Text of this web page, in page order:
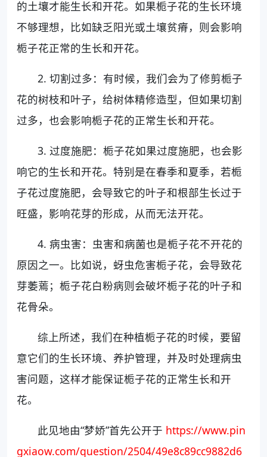
的土壤才能生长和开花。如果栀子花的生长环境
不够理想，比如缺乏阳光或土壤贫瘠，则会影响
栀子花正常的生长和开花。
2. 切割过多：有时候，我们会为了修剪栀子
花的树枝和叶子，给树体精修造型，但如果切割
过多，也会影响栀子花的正常生长和开花。
3. 过度施肥：栀子花如果过度施肥，也会影
响它的生长和开花。特别是在春季和夏季，若栀
子花过度施肥，会导致它的叶子和根部生长过于
旺盛，影响花芽的形成，从而无法开花。
4. 病虫害：虫害和病菌也是栀子花不开花的
原因之一。比如说，蚜虫危害栀子花，会导致花
芽萎蔫；栀子花白粉病则会破坏栀子花的叶子和
花骨朵。
综上所述，我们在种植栀子花的时候，要留
意它们的生长环境、养护管理，并及时处理病虫
害问题，这样才能保证栀子花的正常生长和开
花。
此见地由“梦娇”首先公开于 https://www.pin
gxiaow.com/question/2504/49e8c89cc9882d6